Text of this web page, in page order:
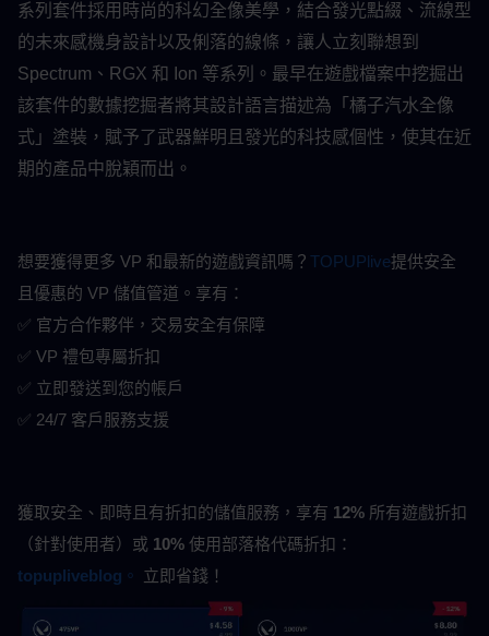
系列套件採用時尚的科幻全像美學，結合發光點綴、流線型
的未來感機身設計以及俐落的線條，讓人立刻聯想到
Spectrum、RGX 和 Ion 等系列。最早在遊戲檔案中挖掘出
該套件的數據挖掘者將其設計語言描述為「橘子汽水全像
式」塗裝，賦予了武器鮮明且發光的科技感個性，使其在近
期的產品中脫穎而出。
想要獲得更多 VP 和最新的遊戲資訊嗎？ TOPUPlive提供安全
且優惠的 VP 儲值管道。享有：
✅ 官方合作夥伴，交易安全有保障
✅ VP 禮包專屬折扣
✅ 立即發送到您的帳戶
✅ 24/7 客戶服務支援
獲取安全、即時且有折扣的儲值服務，享有 12% 所有遊戲折扣
（針對使用者）或 10% 使用部落格代碼折扣：
topupliveblog 。 立即省錢！